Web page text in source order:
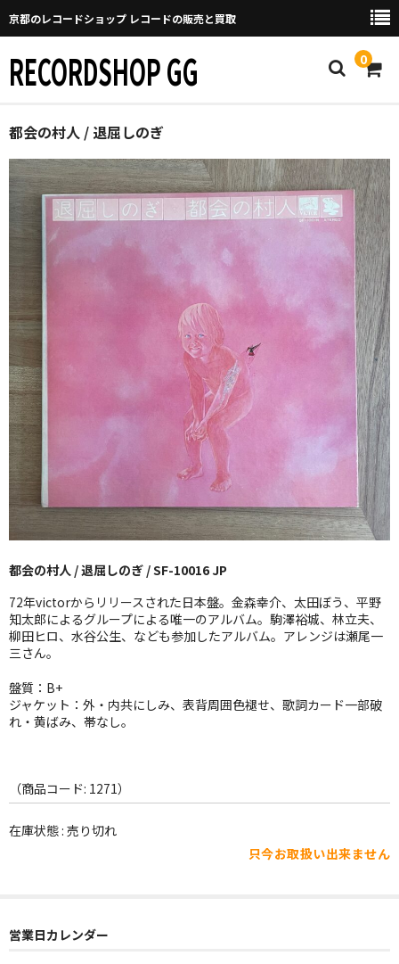
京都のレコードショップ レコードの販売と買取
RECORDSHOP GG 0
Home
マイページ
GGについて
買取について
取り置きなどについて
Categories
新譜
GG RECORD （当店のレーベル）
JAZZ-US
BLUE NOTE
JAZZ-EU
JAZZ-JP
JAZZ-VOCAL
J-POP
ROCK
WORLD
その他
都会の村人 / 退屈しのぎ
都会の村人 / 退屈しのぎ / SF-10016 JP
72年victorからリリースされた日本盤。金森幸介、太田ぼう、平野
知太郎によるグループによる唯一のアルバム。駒澤裕城、林立夫、
柳田ヒロ、水谷公生、なども参加したアルバム。アレンジは瀬尾一
三さん。
盤質：B+
ジャケット：外・内共にしみ、表背周囲色褪せ、歌詞カード一部破
れ・黄ばみ、帯なし。
（商品コード: 1271）
在庫状態 : 売り切れ
只今お取扱い出来ません
営業日カレンダー